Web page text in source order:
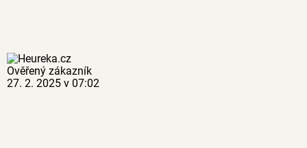
Ověřený zákazník
27. 2. 2025 v 07:02